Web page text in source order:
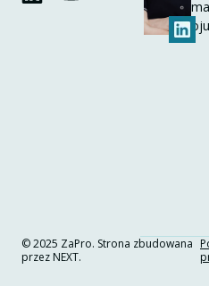
© 2025 ZaPro. Strona zbudowana
przez NEXT.